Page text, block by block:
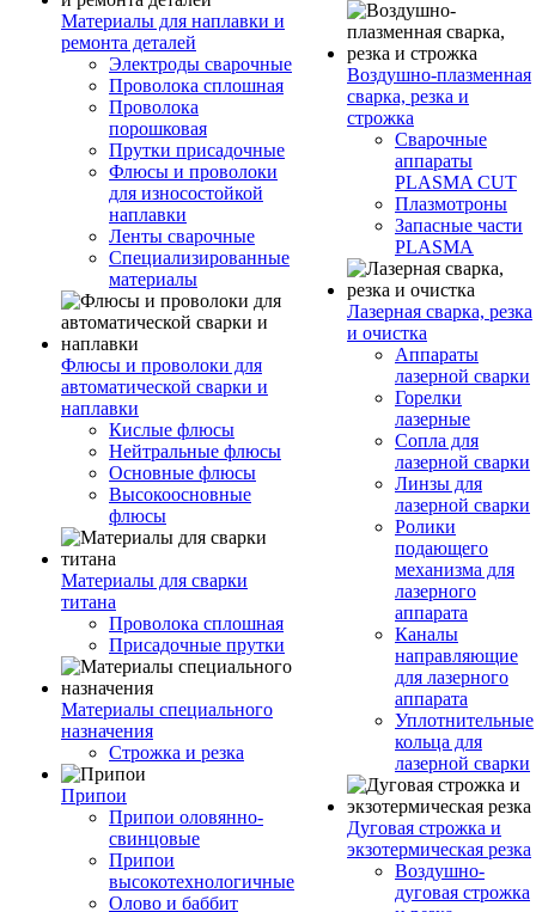
Материалы для наплавки и
ремонта деталей
Электроды сварочные
Проволока сплошная
Проволока
порошковая
Прутки присадочные
Флюсы и проволоки
для износостойкой
наплавки
Ленты сварочные
Специализированные
материалы
Флюсы и проволоки для
автоматической сварки и
наплавки
Кислые флюсы
Нейтральные флюсы
Основные флюсы
Высокоосновные
флюсы
Материалы для сварки
титана
Проволока сплошная
Присадочные прутки
Материалы специального
назначения
Строжка и резка
Припои
Припои оловянно-
свинцовые
Припои
высокотехнологичные
Олово и баббит
Воздушно-плазменная
сварка, резка и
строжка
Сварочные
аппараты
PLASMA CUT
Плазмотроны
Запасные части
PLASMA
Лазерная сварка, резка
и очистка
Аппараты
лазерной сварки
Горелки
лазерные
Сопла для
лазерной сварки
Линзы для
лазерной сварки
Ролики
подающего
механизма для
лазерного
аппарата
Каналы
направляющие
для лазерного
аппарата
Уплотнительные
кольца для
лазерной сварки
Дуговая строжка и
экзотермическая резка
Воздушно-
дуговая строжка